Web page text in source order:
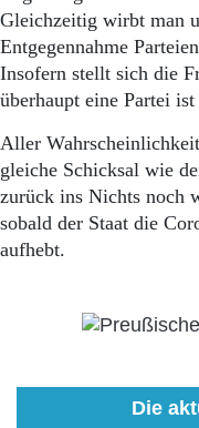
Gleichzeitig wirbt man
Entgegennahme
Insofern stellt sich die
überhaupt eine Partei
Aller
gleiche Schicksal wie
zurück ins Nichts noch
sobald der Staat die
aufhebt.
Die